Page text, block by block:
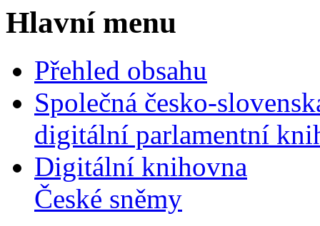
Hlavní menu
Přehled obsahu
Společná česko-
digitální parlamentní
Digitální knihovna
České sněmy